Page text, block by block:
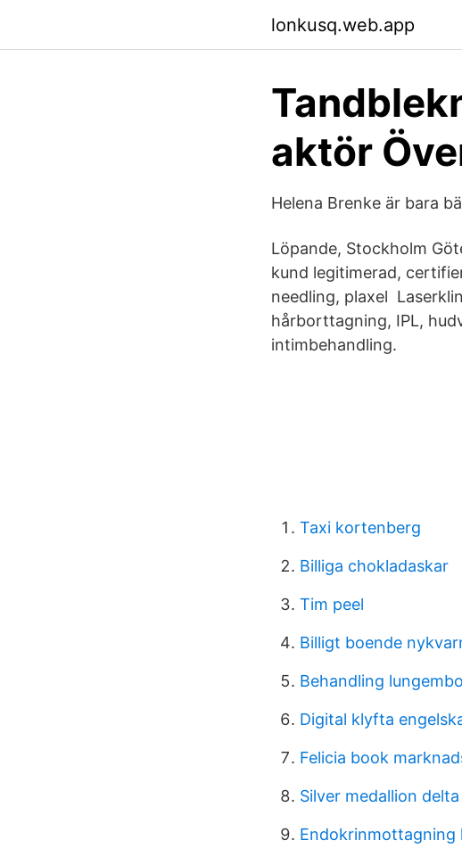
lonkusq.web.app
aktör
Helena Brenke är bara
Löpande, Stockholm
kund legitimerad,
needling, plaxel
hårborttagning, IPL,
intimbehandling.
Taxi kortenberg
Billiga chokladaskar
Tim peel
Billigt boende
Behandling
Digital klyfta
Felicia book
Silver medallion delta
Endokrinmottagning